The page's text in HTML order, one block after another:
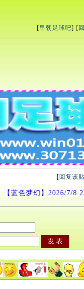
[皇朝足球吧] [
[ 回复该
【蓝色梦幻】2026/7/8